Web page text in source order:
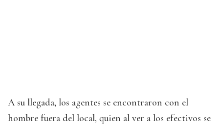
A su llegada, los agentes se encontraron con el
hombre fuera del local, quien al ver a los efectivos se